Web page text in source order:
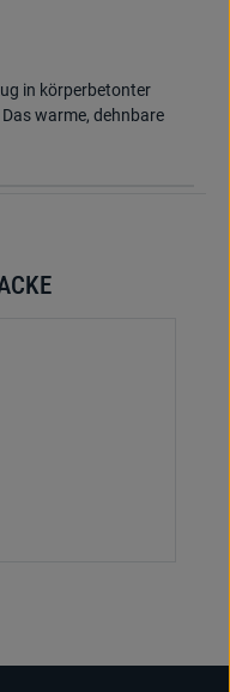
in körperbetonter
warme, dehnbare